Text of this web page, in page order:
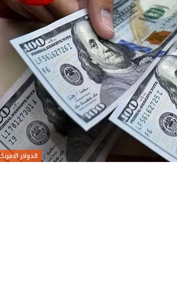
الدولار